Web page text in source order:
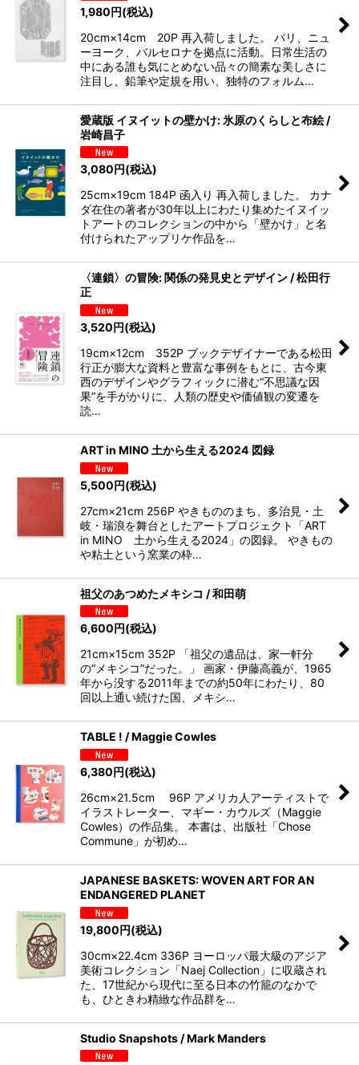
1,980円(税込)
20cm×14cm 20P 再入荷しました。 パリ、ニュ
ーヨーク、バルセロナを拠点に活動。日常生活の
中にある誰も気にとめない品々の簡素な美しさに
注目し、鉛筆や定規を用い、独特のフォルム…
愛蔵版 イヌイットの壁かけ: 氷原のくらしと布絵 /
岩崎昌子
3,080円(税込)
25cm×19cm 184P 函入り 再入荷しました。 カナ
ダ在住の著者が30年以上にわたり集めたイヌイッ
トアートのコレクションの中から「壁かけ」と名
付けられたアップリケ作品を…
〈連鎖〉の冒険: 関係の発見史とデザイン / 松田行
正
3,520円(税込)
19cm×12cm 352P ブックデザイナーである松田
行正が膨大な資料と豊富な事例をもとに、古今東
西のデザインやグラフィックに潜む“不思議な因
果”を手がかりに、人類の歴史や価値観の変遷を
読…
ART in MINO 土から生える2024 図録
5,500円(税込)
27cm×21cm 256P やきもののまち、多治見・土
岐・瑞浪を舞台としたアートプロジェクト「ART
in MINO 土から生える2024」の図録。 やきもの
や粘土という窯業の枠…
祖父のあつめたメキシコ / 和田萌
6,600円(税込)
21cm×15cm 352P 「祖父の遺品は、家一軒分
の“メキシコ”だった。」 画家・伊藤高義が、1965
年から没する2011年までの約50年にわたり、80
回以上通い続けた国、メキシ…
TABLE ! / Maggie Cowles
6,380円(税込)
26cm×21.5cm 96P アメリカ人アーティストで
イラストレーター、マギー・カウルズ（Maggie
Cowles）の作品集。 本書は、出版社「Chose
Commune」が初め…
JAPANESE BASKETS: WOVEN ART FOR AN
ENDANGERED PLANET
19,800円(税込)
30cm×22.4cm 336P ヨーロッパ最大級のアジア
美術コレクション「Naej Collection」に収蔵され
た、17世紀から現代に至る日本の竹籠のなかで
も、ひときわ精緻な作品群を…
Studio Snapshots / Mark Manders